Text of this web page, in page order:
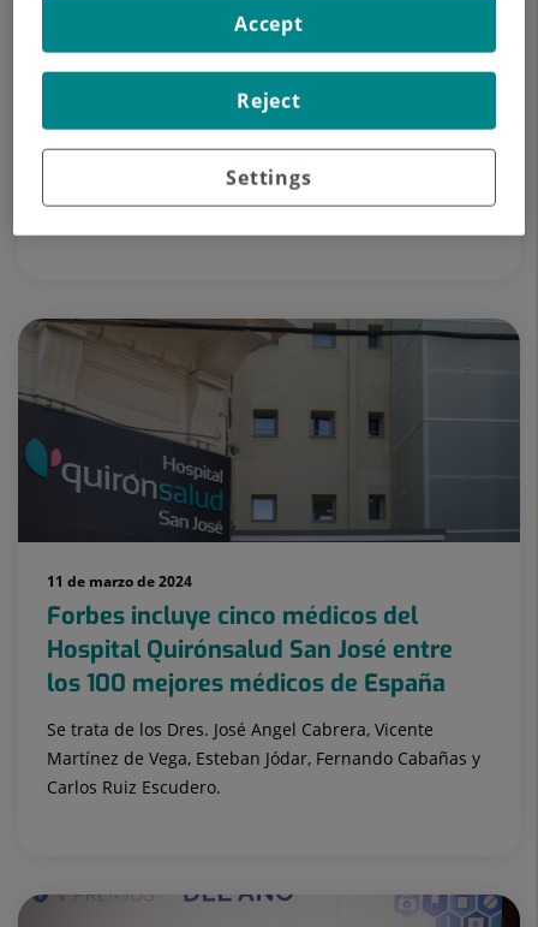
3 médicos del Hospital Quirónsalud
San José entre los 99 mejores médicos
de España
Se trata de los Dres. Manuel Chamorro Pons, Carlos
Ruiz Escudero y Fernando Cabañas.
11 de marzo de 2024
Forbes incluye cinco médicos del
Hospital Quirónsalud San José entre
los 100 mejores médicos de España
Se trata de los Dres. José Angel Cabrera, Vicente
Martínez de Vega, Esteban Jódar, Fernando Cabañas y
Carlos Ruiz Escudero.
Settings
Reject
Accept